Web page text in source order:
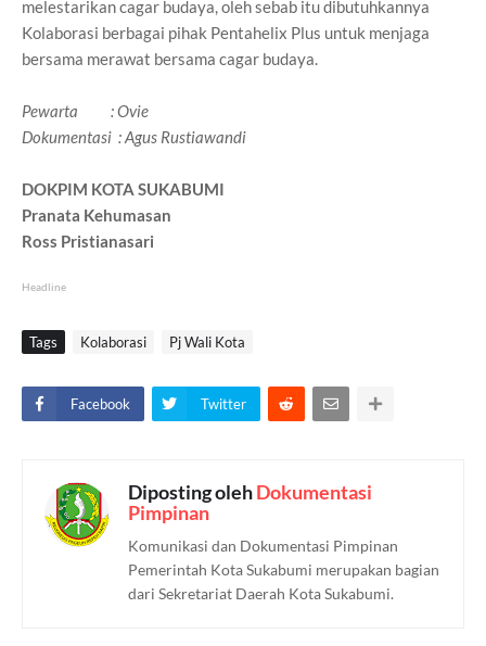
melestarikan cagar budaya, oleh sebab itu dibutuhkannya
Kolaborasi berbagai pihak Pentahelix Plus untuk menjaga
bersama merawat bersama cagar budaya.
Pewarta : Ovie
Dokumentasi : Agus Rustiawandi
DOKPIM KOTA SUKABUMI
Pranata Kehumasan
Ross Pristianasari
Headline
Tags Kolaborasi Pj Wali Kota
Facebook Twitter
Diposting olehDokumentasi
Pimpinan
Komunikasi dan Dokumentasi Pimpinan
Pemerintah Kota Sukabumi merupakan bagian
dari Sekretariat Daerah Kota Sukabumi.